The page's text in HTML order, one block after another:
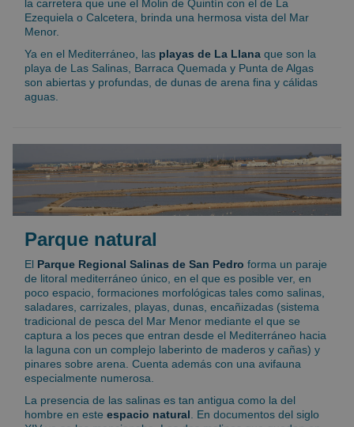
la carretera que une el Molin de Quintín con el de La
Ezequiela o Calcetera, brinda una hermosa vista del Mar
Menor.
Ya en el Mediterráneo, las playas de La Llana que son la
playa de Las Salinas, Barraca Quemada y Punta de Algas
son abiertas y profundas, de dunas de arena fina y cálidas
aguas.
Parque natural
El Parque Regional Salinas de San Pedro forma un paraje
de litoral mediterráneo único, en el que es posible ver, en
poco espacio, formaciones morfológicas tales como salinas,
saladares, carrizales, playas, dunas, encañizadas (sistema
tradicional de pesca del Mar Menor mediante el que se
captura a los peces que entran desde el Mediterráneo hacia
la laguna con un complejo laberinto de maderos y cañas) y
pinares sobre arena. Cuenta además con una avifauna
especialmente numerosa.
La presencia de las salinas es tan antigua como la del
hombre en este espacio natural. En documentos del siglo